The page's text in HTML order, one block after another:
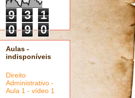
9 3
1
0
9 0
Aulas -
indisponíveis
Direito
Administrativo -
Aula 1 - vídeo 1